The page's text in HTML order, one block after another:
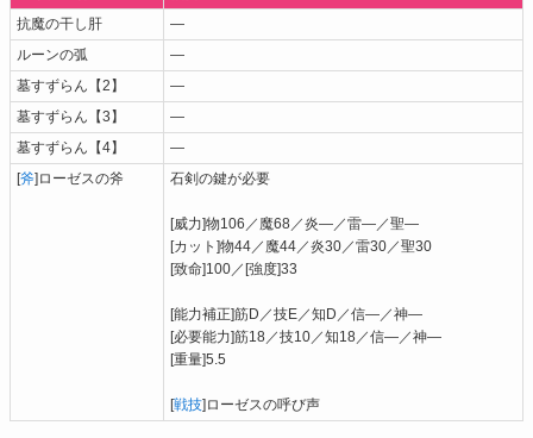
抗魔の干し肝
―
ルーンの弧
―
墓すずらん【2】
―
墓すずらん【3】
―
墓すずらん【4】
―
[斧]ローゼスの斧 石剣の鍵が必要
[威力]物106／魔68／炎―／雷―／聖―
[カット]物44／魔44／炎30／雷30／聖30
[致命]100／[強度]33
[能力補正]筋D／技E／知D／信―／神―
[必要能力]筋18／技10／知18／信―／神―
[重量]5.5
[戦技]ローゼスの呼び声